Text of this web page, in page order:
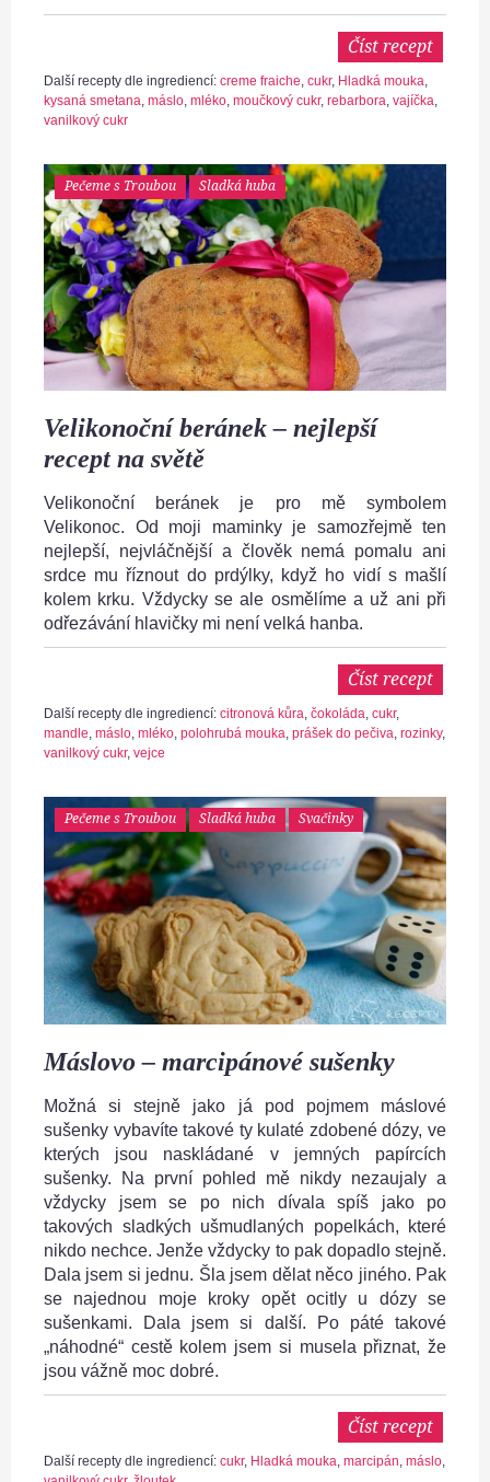
Číst recept
Další recepty dle ingrediencí: creme fraiche, cukr, Hladká mouka,
kysaná smetana, máslo, mléko, moučkový cukr, rebarbora, vajíčka,
vanilkový cukr
Pečeme s Troubou Sladká huba
Velikonoční beránek – nejlepší
recept na světě
Velikonoční beránek je pro mě symbolem
Velikonoc. Od moji maminky je samozřejmě ten
nejlepší, nejvláčnější a člověk nemá pomalu ani
srdce mu říznout do prdýlky, když ho vidí s mašlí
kolem krku. Vždycky se ale osmělíme a už ani při
odřezávání hlavičky mi není velká hanba.
Číst recept
Další recepty dle ingrediencí: citronová kůra, čokoláda, cukr,
mandle, máslo, mléko, polohrubá mouka, prášek do pečiva, rozinky,
vanilkový cukr, vejce
Pečeme s Troubou Sladká huba Svačinky
Máslovo – marcipánové sušenky
Možná si stejně jako já pod pojmem máslové
sušenky vybavíte takové ty kulaté zdobené dózy, ve
kterých jsou naskládané v jemných papírcích
sušenky. Na první pohled mě nikdy nezaujaly a
vždycky jsem se po nich dívala spíš jako po
takových sladkých ušmudlaných popelkách, které
nikdo nechce. Jenže vždycky to pak dopadlo stejně.
Dala jsem si jednu. Šla jsem dělat něco jiného. Pak
se najednou moje kroky opět ocitly u dózy se
sušenkami. Dala jsem si další. Po páté takové
„náhodné“ cestě kolem jsem si musela přiznat, že
jsou vážně moc dobré.
Číst recept
Další recepty dle ingrediencí: cukr, Hladká mouka, marcipán, máslo,